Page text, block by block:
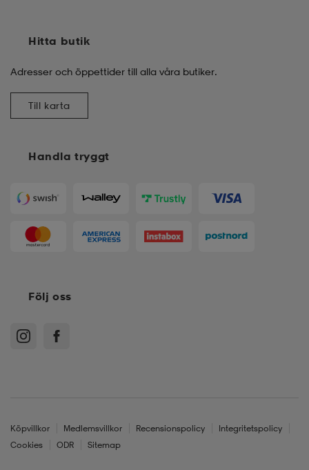
Handla tryggt
Hitta butik
Adresser och öppettider till alla våra butiker.
Till karta
Följ oss
Köpvillkor Medlemsvillkor Recensionspolicy
Integritetspolicy
Cookies
ODR Sitemap